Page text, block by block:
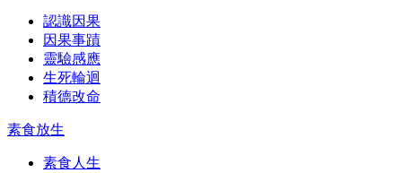
認識因果
因果事蹟
靈驗感應
生死輪迴
積德改命
素食放生
素食人生